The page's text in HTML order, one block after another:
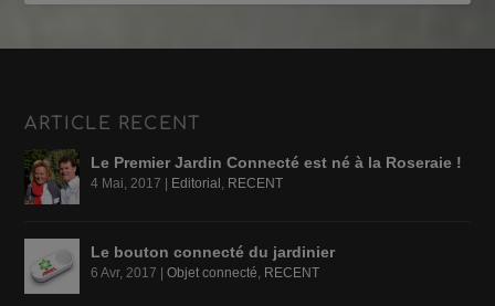
ARTICLE RECENT
Le Premier Jardin Connecté est né à la Roseraie !
4 Mai, 2017 | Editorial, RECENT
Le bouton connecté du jardinier
6 Avr, 2017 |Objet connecté, RECENT